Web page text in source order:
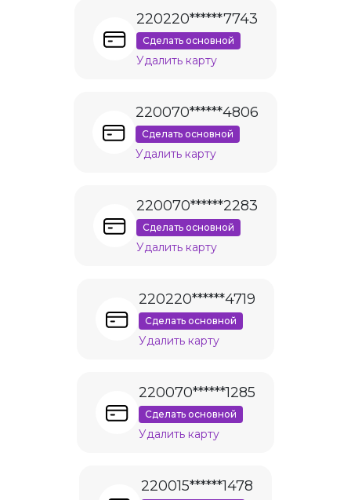
220220******7743
Сделать основной
Удалить карту
220070******4806
Сделать основной
Удалить карту
220070******2283
Сделать основной
Удалить карту
220220******4719
Сделать основной
Удалить карту
220070******1285
Сделать основной
Удалить карту
220015******1478